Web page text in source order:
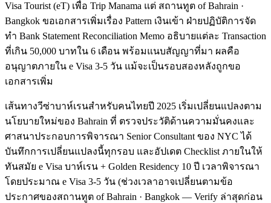
Visa Tourist (eT) เพื่อ Trip Manama แต่ สถานทูต of Bahrain ·
Bangkok ขอเอกสารเพิ่มเรื่อง Pattern เงินเข้า ฝ่ายปฏิบัติการจัด
ทำ Bank Statement Reconciliation Memo อธิบายแต่ละ Transaction
ที่เกิน 50,000 บาทใน 6 เดือน พร้อมแนบสัญญาที่มา ผลคือ
อนุญาตภายใน e Visa 3-5 วัน แม้จะเป็นรอบสองหลังถูกขอ
เอกสารเพิ่ม
เส้นทางวีซ่าบาห์เรนสำหรับคนไทยปี 2025 เริ่มเปลี่ยนแปลงตาม
นโยบายใหม่ของ Bahrain ที่ ตรวจประวัติด้านความมั่นคงและ
ศาสนาประกอบการพิจารณา Senior Consultant ของ NYC ได้
บันทึกการเปลี่ยนแปลงนี้ทุกรอบ และอัปเดต Checklist ภายในให้
ทันสมัย e Visa บาห์เรน + Golden Residency 10 ปี เวลาพิจารณา
โดยประมาณ e Visa 3-5 วัน (ช่วงเวลาอาจเปลี่ยนตามข้อ
ประกาศของสถานทูต of Bahrain · Bangkok — Verify ล่าสุดก่อน